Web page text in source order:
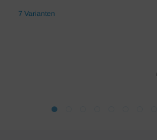
7 Varianten